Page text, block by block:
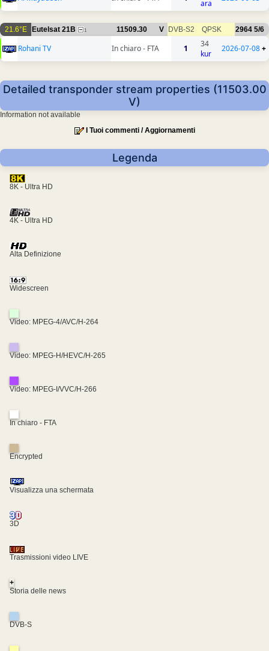
ara
21.6°E Eutelsat 21B 1 11509.30 V DVB-S2 QPSK 2964 5/6
Rohani TV In chiaro - FTA 1
34
kur
2026-07-08+
Detailed transponder stream properties (11503.00
V)
Information not available
I Tuoi commenti / Aggiornamenti
Legenda
8K - Ultra HD
4K - Ultra HD
Alta Definizione
Widescreen
Video: MPEG-4/AVC/H-264
Video: MPEG-H/HEVC/H-265
Video: MPEG-I/VVC/H-266
In chiaro - FTA
Encrypted
Visualizza una schermata
3D
Trasmissioni video LIVE
+
Storia delle news
DVB-S